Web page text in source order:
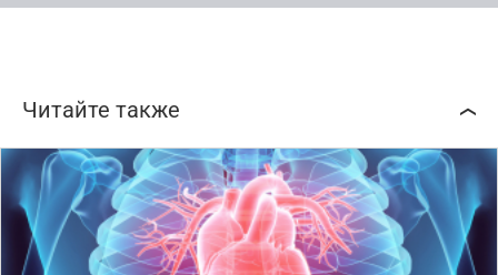
Читайте также